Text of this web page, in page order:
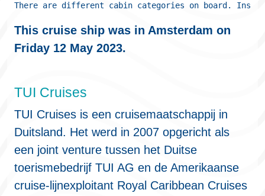
There are different cabin categories on board.
This cruise ship was in Amsterdam on
Friday 12 May 2023.
TUI Cruises
TUI Cruises is een cruisemaatschappij in
Duitsland. Het werd in 2007 opgericht als
een joint venture tussen het Duitse
toerismebedrijf TUI AG en de Amerikaanse
cruise-lijnexploitant Royal Caribbean Cruises